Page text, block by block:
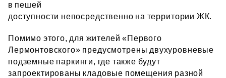
в пешей
доступности непосредственно на территории ЖК.
Помимо этого, для жителей «Первого
Лермонтовского» предусмотрены двухуровневые
подземные паркинги, где также будут
запроектированы кладовые помещения разной